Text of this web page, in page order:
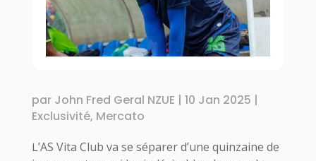
par John Fred Geral NZUE | 10 Jan 2025 |
Exclusivité, Mercato
L’AS Vita Club va se séparer d’une quinzaine de